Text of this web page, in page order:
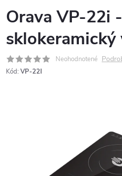
Orava VP-22i
sklokeramický
Neohodnotené
Kód: VP-22I